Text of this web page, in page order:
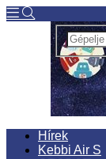
Hírek
Kebbi Air S